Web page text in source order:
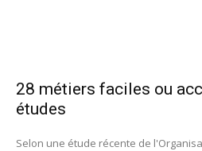
28 métiers faciles ou
études
Selon une étude récente de